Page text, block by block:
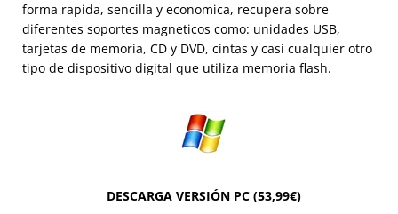
forma rapida, sencilla y economica, recupera sobre
diferentes soportes magneticos como: unidades USB,
tarjetas de memoria, CD y DVD, cintas y casi cualquier otro
tipo de dispositivo digital que utiliza memoria flash.
DESCARGA VERSIÓN PC (53,99€)